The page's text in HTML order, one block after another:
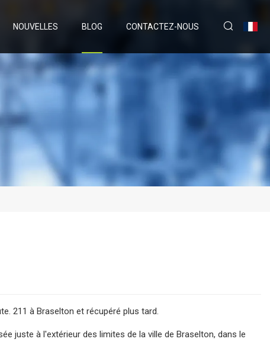
NOUVELLES BLOG CONTACTEZ-NOUS
211 à Braselton et récupéré plus tard.
juste à l'extérieur des limites de la ville de Braselton, dans le